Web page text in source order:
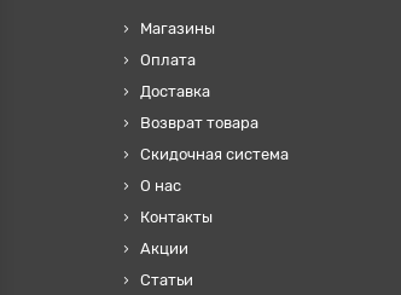
Магазины
Оплата
Доставка
Возврат товара
Скидочная система
О нас
Контакты
Акции
Статьи